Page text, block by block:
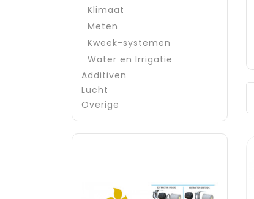
Klimaat
Meten
Kweek-systemen
Water en Irrigatie
Additiven
Lucht
Overige